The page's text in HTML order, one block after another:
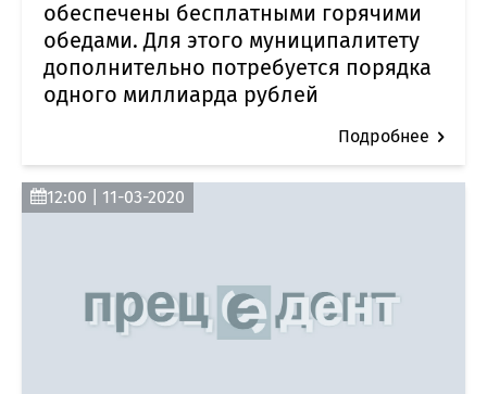
обеспечены бесплатными горячими
обедами. Для этого муниципалитету
дополнительно потребуется порядка
одного миллиарда рублей
Подробнее
12:00 | 11-03-2020